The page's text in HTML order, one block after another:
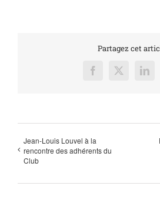
Partagez cet
Facebook
X
Jean-Louis Louvel à la
rencontre des adhérents du
Club